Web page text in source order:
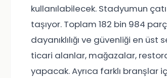
kullanılabilecek. Stadyumun
taşıyor. Toplam 182 bin 984
dayanıklılığı ve güvenliği en
ticari alanlar, mağazalar,
yapacak. Ayrıca farklı branşlar